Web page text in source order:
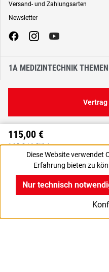
115,00 €
1,15 € / 1 Stück
136,85 € inkl. MwSt., | zzgl. Versand
Versand- und Zahlungsarten
Newsletter
1A MEDIZINTECHNIK THEMEN
Diese Website verwendet
Erfahrung bieten zu
Nur technisch